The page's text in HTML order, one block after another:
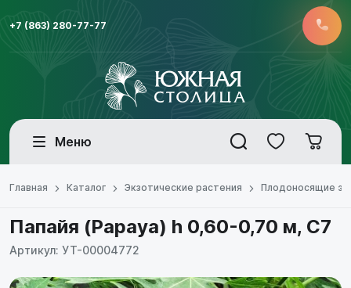
+7 (863) 280-77-77
Меню
Главная Каталог Экзотические растения Плодоносящие
Папайя (Papaya) h 0,60-0,70 м, С7
Артикул: УТ-00004772